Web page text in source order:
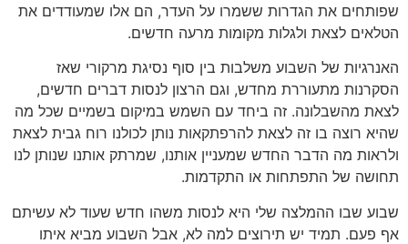
שפותחים את הגדרות ששמרו על העדר, הם אלו שמעודדים את
הטלאים לצאת ולגלות מקומות מרעה חדשים.
האנרגיות של השבוע משלבות בין סוף נסיגת מרקורי שאז
הסקרנות מתעוררת מחדש, וגם הרצון לנסות דברים חדשים,
לצאת מהשבלונה. זה ביחד עם השמש במיקום בשמיים שכל מה
שהיא רוצה בו זה לצאת להרפתקאות נותן לכולנו רוח גבית לצאת
ולראות מה הדבר החדש שמעניין אותנו, שמרתק אותנו שנותן לנו
תחושה של התפתחות או התקדמות.
שבוע שבו ההמלצה שלי היא לנסות משהו חדש שעוד לא עשיתם
אף פעם. תמיד יש תירוצים למה לא, אבל השבוע מביא איתו